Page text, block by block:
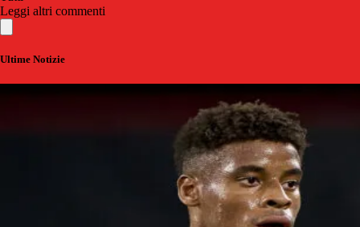
Leggi altri commenti
Ultime Notizie